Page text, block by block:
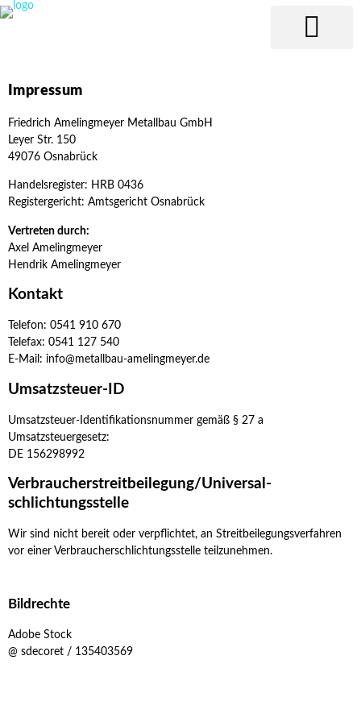
Impressum
Friedrich Amelingmeyer Metallbau GmbH
Leyer Str. 150
49076 Osnabrück
Handelsregister: HRB 0436
Registergericht: Amtsgericht Osnabrück
Vertreten durch:
Axel Amelingmeyer
Hendrik Amelingmeyer
Kontakt
Telefon: 0541 910 670
Telefax: 0541 127 540
E-Mail: info@metallbau-amelingmeyer.de
Umsatzsteuer-ID
Umsatzsteuer-Identifikationsnummer gemäß § 27 a
Umsatzsteuergesetz:
DE 156298992
Verbraucher­streit­beilegung/Universal­
schlichtungs­stelle
Wir sind nicht bereit oder verpflichtet, an Streitbeilegungsverfahren
vor einer Verbraucherschlichtungsstelle teilzunehmen.
Bildrechte
Adobe Stock
@ sdecoret / 135403569